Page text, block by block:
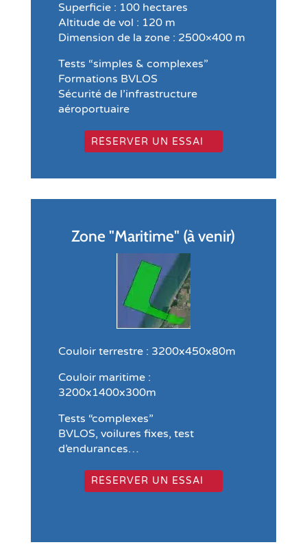
Superficie : 100 hectares
Altitude de vol : 120 m
Dimension de la zone : 2500×400 m
Tests “simples & complexes”
Formations BVLOS
Sécurité de l’infrastructure
aéroportuaire
RÉSERVER UN ESSAI
Zone "Maritime" (à venir)
Couloir terrestre : 3200x450x80m
Couloir maritime :
3200x1400x300m
Tests “complexes”
BVLOS, voilures fixes, test
d’endurances…
RÉSERVER UN ESSAI